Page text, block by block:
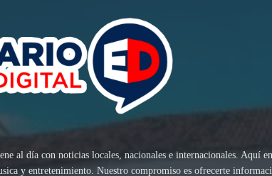
al día con noticias locales, nacionales e internacionales. Aquí
y entretenimiento. Nuestro compromiso es ofrecerte